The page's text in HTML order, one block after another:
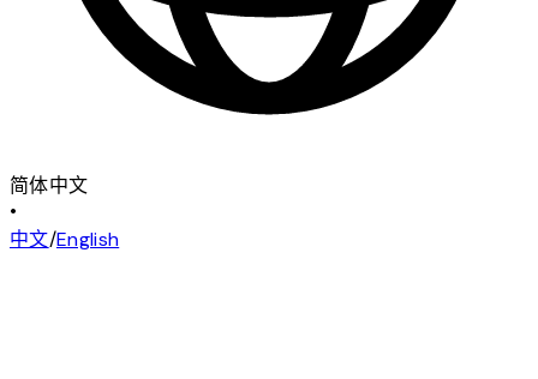
简体中文
•
中文/English